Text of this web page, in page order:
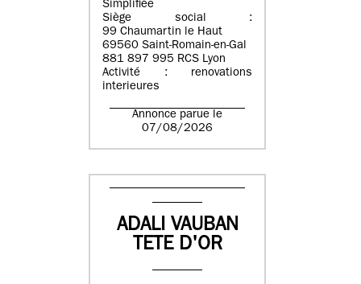
Simplifiée
Siège social :
99 Chaumartin le Haut
69560 Saint-Romain-en-Gal
881 897 995 RCS Lyon
Activité : renovations
interieures
Annonce parue le
07/08/2026
ADALI VAUBAN
TETE D'OR